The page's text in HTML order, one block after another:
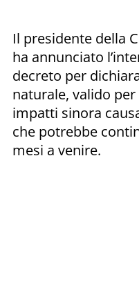
Il presidente della
ha annunciato
decreto per
naturale, valido
impatti sinora
che potrebbe
mesi a venire.